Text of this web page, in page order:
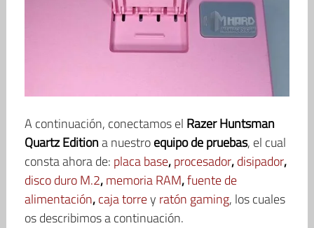
A continuación, conectamos el Razer Huntsman
Quartz Editiona nuestroequipo de pruebas, el cual
consta ahora de: placa base,procesador,disipador,
disco duro M.2,memoria RAM,fuente de
alimentación,caja torrey ratón gaming, los cuales
os describimos a continuación.